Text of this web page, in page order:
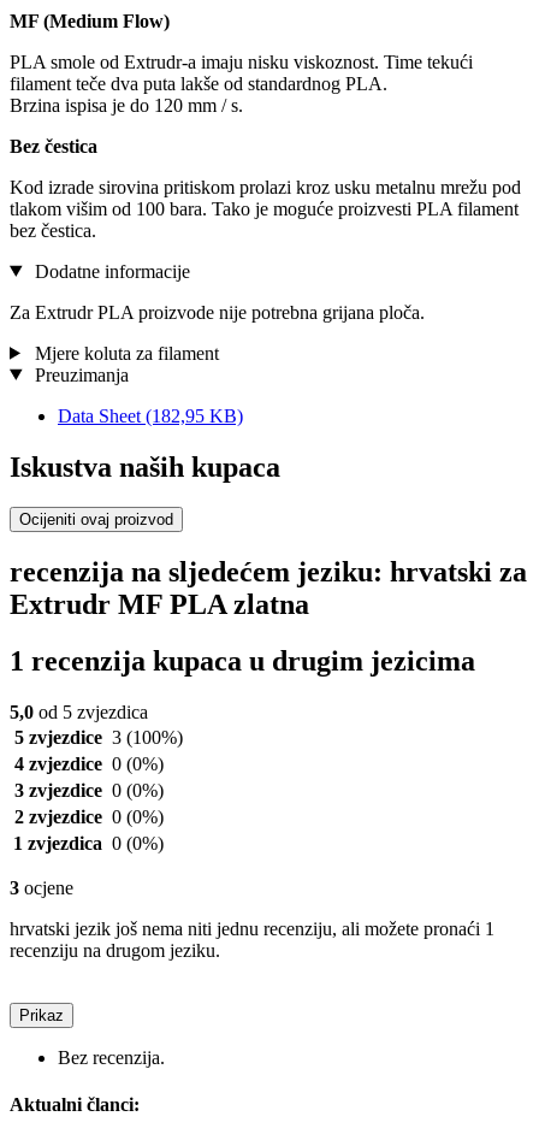
MF (Medium Flow)
PLA smole od Extrudr-a imaju nisku viskoznost. Time tekući
filament teče dva puta lakše od standardnog PLA.
Brzina ispisa je do 120 mm / s.
Bez čestica
Kod izrade sirovina pritiskom prolazi kroz usku metalnu mrežu pod
tlakom višim od 100 bara. Tako je moguće proizvesti PLA filament
bez čestica.
Dodatne informacije
Za Extrudr PLA proizvode nije potrebna grijana ploča.
Mjere koluta za filament
Preuzimanja
Data Sheet (182,95 KB)
Iskustva naših kupaca
Ocijeniti ovaj proizvod
recenzija na sljedećem jeziku: hrvatski za
Extrudr MF PLA zlatna
1 recenzija kupaca u drugim jezicima
5,0 od 5 zvjezdica
5 zvjezdice 3 (100%)
4 zvjezdice 0 (0%)
3 zvjezdice 0 (0%)
2 zvjezdice 0 (0%)
1 zvjezdica 0 (0%)
3 ocjene
hrvatski jezik još nema niti jednu recenziju, ali možete pronaći 1
recenziju na drugom jeziku.
Prikaz
Bez recenzija.
Aktualni članci: